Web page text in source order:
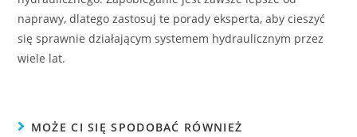
naprawy, dlatego zastosuj te porady eksperta, aby cieszyć
się sprawnie działającym systemem hydraulicznym przez
wiele lat.
MOŻE CI SIĘ SPODOBAĆ RÓWNIEŻ